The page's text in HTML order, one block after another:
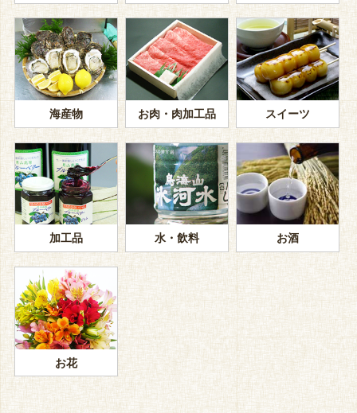
海産物 お肉・肉加工品 スイーツ
加工品 水・飲料 お酒
お花